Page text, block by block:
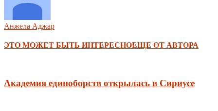
Анжела Аджар
ЭТО МОЖЕТ БЫТЬ ИНТЕРЕСНОЕЩЕ ОТ АВТОРА
Академия единоборств открылась в Сириусе